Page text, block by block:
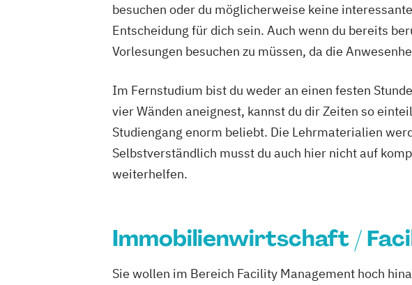
Projektmanagement & Prozessmanagement
Quality Management
Rechtliche Betreuung
Sales Management Soziale Arbeit
Wirtschaftsinformatik Wirtschaftspsychologie
Wirtschaftsrecht
besuchen oder du möglicherweise keine
Entscheidung für dich sein. Auch wenn du bereits
Vorlesungen besuchen zu müssen, da die
Im Fernstudium bist du weder an einen festen
vier Wänden aneignest, kannst du dir Zeiten so
Studiengang enorm beliebt. Die Lehrmaterialien
Selbstverständlich musst du auch hier nicht auf
weiterhelfen.
Immobilienwirtschaft /
Sie wollen im Bereich Facility Management hoch